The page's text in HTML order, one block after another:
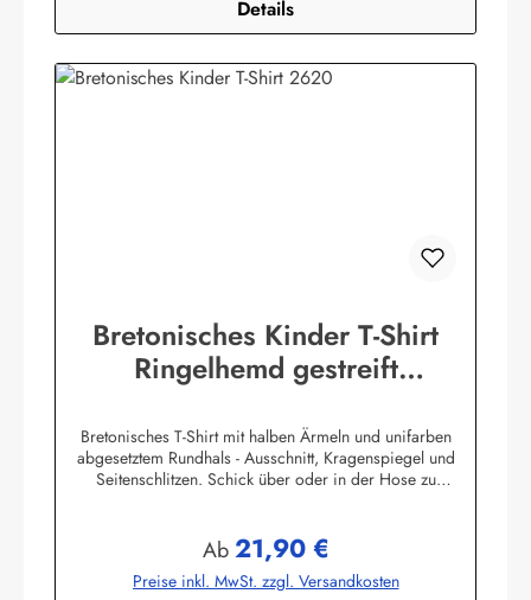
Details
Bretonisches Kinder T-Shirt
Ringelhemd gestreift
Bretonisches T-Shirt mit halben Ärmeln und unifarben
abgesetztem Rundhals - Ausschnitt, Kragenspiegel und
Seitenschlitzen. Schick über oder in der Hose zu
Farbtabelle:Herstellerinformationen:AS Bekleidungswerk
GmbHHeglitzer Str. 1226409 Wittmundinfo@modas-
bekleidung.de
Regulärer Preis:
Ab21,90 €
Preise inkl. MwSt. zzgl. Versandkosten